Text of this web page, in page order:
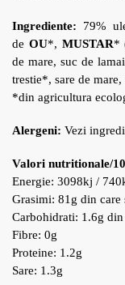
Ingrediente: 79%
de OU*, MUSTAR*
de mare, suc de
trestie*, sare de
*din agricultura
Alergeni: Vezi
Valori nutritionale/
Energie: 3098kj /
Grasimi: 81g din care
Carbohidrati: 1.6g
Fibre: 0g
Proteine: 1.2g
Sare: 1.3g